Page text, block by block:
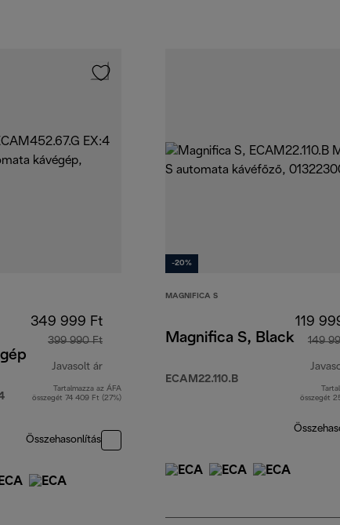
349 999 Ft
399 990 Ft
Javasolt ár
eredeti ár 399 990 Ft
Tartalmazza az ÁFA
összegét 74 409 Ft (27%)
Összehasonlítás
-20%
MAGNIFICA S
Magnifica S, Black
ECAM22.110.B
119
149
összegét